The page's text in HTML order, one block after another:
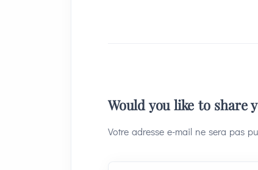
Would you like to share
Votre adresse e-mail ne sera pas